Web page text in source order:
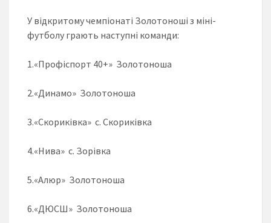
У відкритому чемпіонаті Золотоноші з міні-
футболу грають наступні команди:
1.«Профіспорт 40+» Золотоноша
2.«Динамо» Золотоноша
3.«Скориківка» с. Скориківка
4.«Нива» с. Зорівка
5.«Алюр» Золотоноша
6.«ДЮСШ» Золотоноша